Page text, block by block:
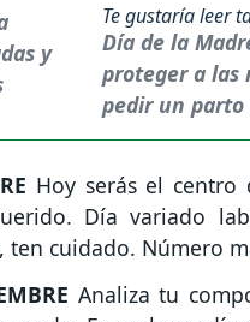
Te gustaría leer
Día de la
proteger a las
pedir un parto
Hoy serás el centro
Día variado
cuidado. Número
Analiza tu